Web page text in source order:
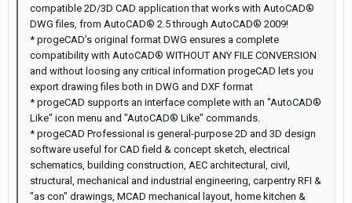
compatible 2D/3D CAD application that works with AutoCAD®
DWG files, from AutoCAD® 2.5 through AutoCAD® 2009!
* progeCAD’s original format DWG ensures a complete
compatibility with AutoCAD® WITHOUT ANY FILE CONVERSION
and without loosing any critical information progeCAD lets you
export drawing files both in DWG and DXF format
* progeCAD supports an interface complete with an "AutoCAD®
Like" icon menu and "AutoCAD® Like" commands.
* progeCAD Professional is general-purpose 2D and 3D design
software useful for CAD field & concept sketch, electrical
schematics, building construction, AEC architectural, civil,
structural, mechanical and industrial engineering, carpentry RFI &
"as con" drawings, MCAD mechanical layout, home kitchen &